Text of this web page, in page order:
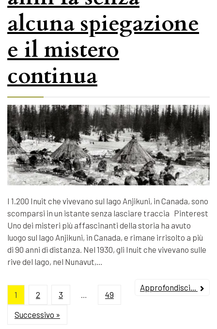
alcuna spiegazione
e il mistero
continua
I 1.200 Inuit che vivevano sul lago Anjikuni, in Canada, sono
scomparsi in un istante senza lasciare traccia Pinterest
Uno dei misteri più affascinanti della storia ha avuto
luogo sul lago Anjikuni, in Canada, e rimane irrisolto a più
di 90 anni di distanza. Nel 1930, gli Inuit che vivevano sulle
rive del lago, nel Nunavut,…
Approfondisci...
1 2 3 49
Successivo »